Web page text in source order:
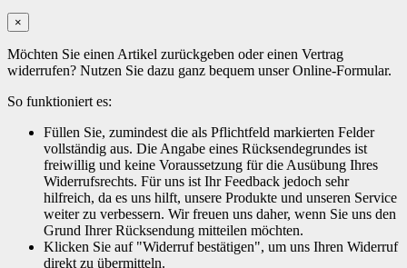
×
Möchten Sie einen Artikel zurückgeben oder einen Vertrag
widerrufen? Nutzen Sie dazu ganz bequem unser Online-Formular.
So funktioniert es:
Füllen Sie, zumindest die als Pflichtfeld markierten Felder
vollständig aus. Die Angabe eines Rücksendegrundes ist
freiwillig und keine Voraussetzung für die Ausübung Ihres
Widerrufsrechts. Für uns ist Ihr Feedback jedoch sehr
hilfreich, da es uns hilft, unsere Produkte und unseren Service
weiter zu verbessern. Wir freuen uns daher, wenn Sie uns den
Grund Ihrer Rücksendung mitteilen möchten.
Klicken Sie auf "Widerruf bestätigen", um uns Ihren Widerruf
direkt zu übermitteln.